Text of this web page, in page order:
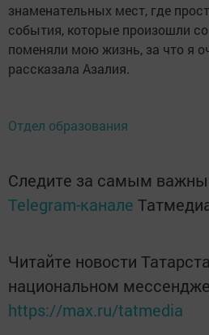
знаменательных мест, где
события, которые произошли
поменяли мою жизнь, за что я
рассказала Азалия.
Отдел образования
Следите за самым
Telegram-канале
Читайте новости
национальном
https://max.ru/tatmedia